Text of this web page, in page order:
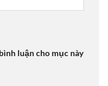
luận cho mục này